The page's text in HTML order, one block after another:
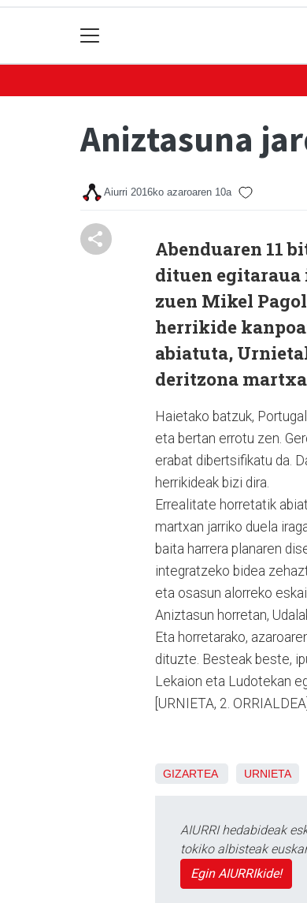
Aniztasuna
Aiurri 2016ko azaroaren 10a
Abenduaren 11
dituen egitaraua
zuen Mikel
herrikide
abiatuta,
deritzona
Haietako batzuk,
eta bertan errotu zen.
erabat dibertsifikatu da.
herrikideak bizi dira.
Errealitate horretatik
martxan jarriko duela
baita harrera planaren
integratzeko bidea
eta osasun alorreko
Aniztasun horretan,
Eta horretarako,
dituzte. Besteak beste,
Lekaion eta Ludotekan
[URNIETA, 2. ORRIALDEA]
GIZARTEA URNIETA
AIURRI hedabideak
tokiko albisteak
Egin AIURRIkide!